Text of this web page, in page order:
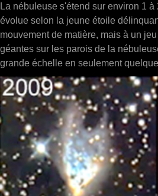
La nébuleuse s'étend sur environ 1
évolue selon la jeune étoile
mouvement de matière, mais à un
géantes sur les parois de la
grande échelle en seulement